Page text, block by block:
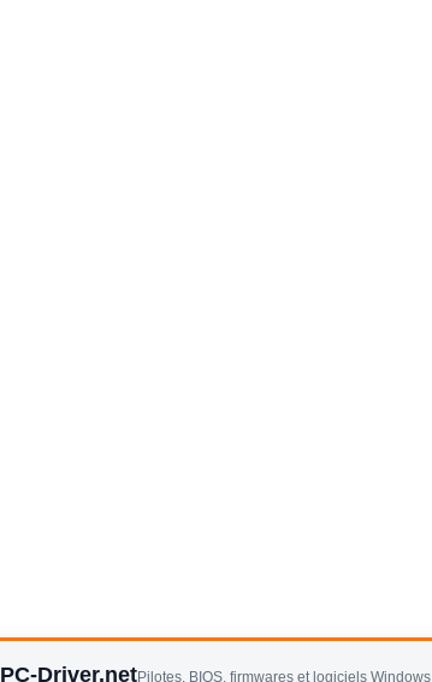
PC-Driver.netPilotes, BIOS, firmwares et logiciels Windows